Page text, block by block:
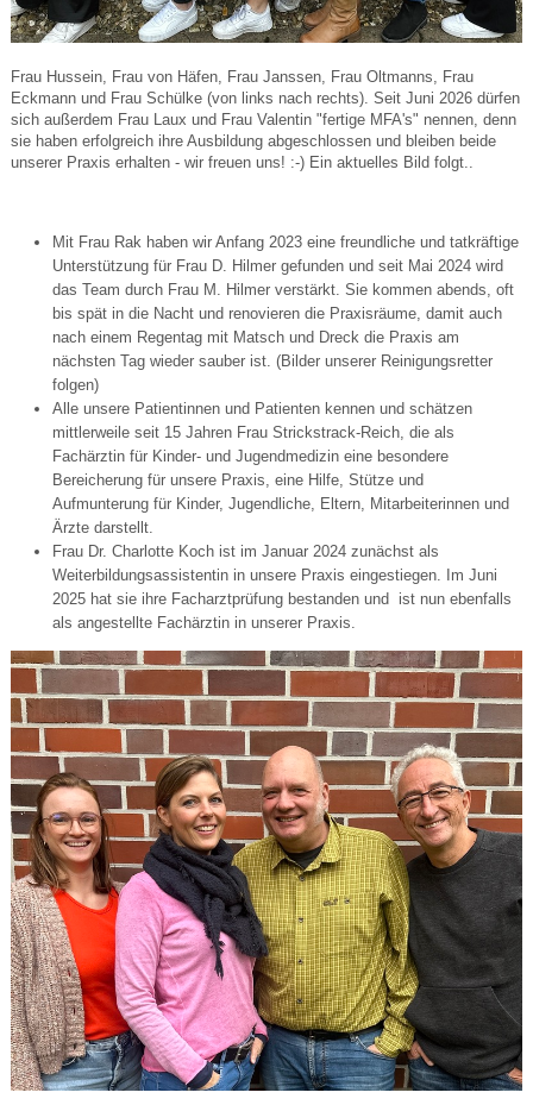
Frau Hussein, Frau von Häfen, Frau Janssen, Frau Oltmanns, Frau
Eckmann und Frau Schülke (von links nach rechts). Seit Juni 2026 dürfen
sich außerdem Frau Laux und Frau Valentin "fertige MFA's" nennen, denn
sie haben erfolgreich ihre Ausbildung abgeschlossen und bleiben beide
unserer Praxis erhalten - wir freuen uns! :-) Ein aktuelles Bild folgt..
Mit Frau Rak haben wir Anfang 2023 eine freundliche und tatkräftige
Unterstützung für Frau D. Hilmer gefunden und seit Mai 2024 wird
das Team durch Frau M. Hilmer verstärkt. Sie kommen abends, oft
bis spät in die Nacht und renovieren die Praxisräume, damit auch
nach einem Regentag mit Matsch und Dreck die Praxis am
nächsten Tag wieder sauber ist. (Bilder unserer Reinigungsretter
folgen)
Alle unsere Patientinnen und Patienten kennen und schätzen
mittlerweile seit 15 Jahren Frau Strickstrack-Reich, die als
Fachärztin für Kinder- und Jugendmedizin eine besondere
Bereicherung für unsere Praxis, eine Hilfe, Stütze und
Aufmunterung für Kinder, Jugendliche, Eltern, Mitarbeiterinnen und
Ärzte darstellt.
Frau Dr. Charlotte Koch ist im Januar 2024 zunächst als
Weiterbildungsassistentin in unsere Praxis eingestiegen. Im Juni
2025 hat sie ihre Facharztprüfung bestanden und ist nun ebenfalls
als angestellte Fachärztin in unserer Praxis.